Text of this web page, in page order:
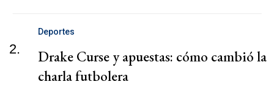
2.
Deportes
Drake Curse y apuestas: cómo cambió la
charla futbolera